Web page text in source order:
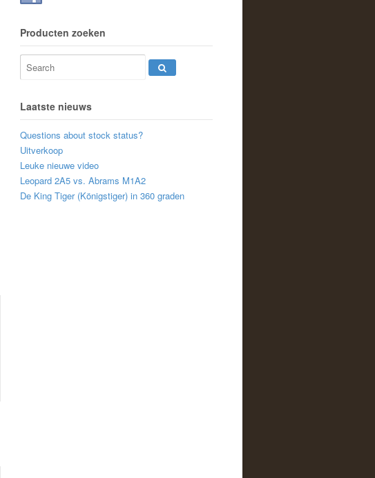
Producten zoeken
Laatste nieuws
Questions about stock status?
Uitverkoop
Leuke nieuwe video
Leopard 2A5 vs. Abrams M1A2
De King Tiger (Königstiger) in 360 graden